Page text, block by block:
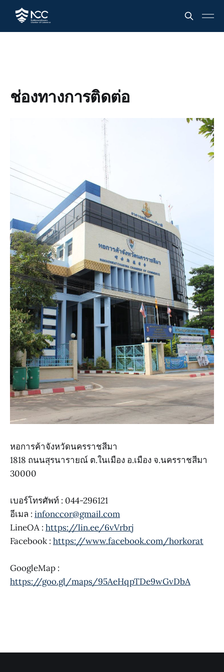
ช่องทางการติดต่อ
หอการค้าจังหวัดนครราชสีมา
1818 ถนนสุรนารายณ์ ต.ในเมือง อ.เมือง จ.นครราชสีมา
30000
เบอร์โทรศัพท์ : 044-296121
อีเมล : infonccor@gmail.com
LineOA : https://lin.ee/6vVrbrj
Facebook : https://www.facebook.com/horkorat
GoogleMap :
https://goo.gl/maps/95AeHqpTDe9wGvDbA